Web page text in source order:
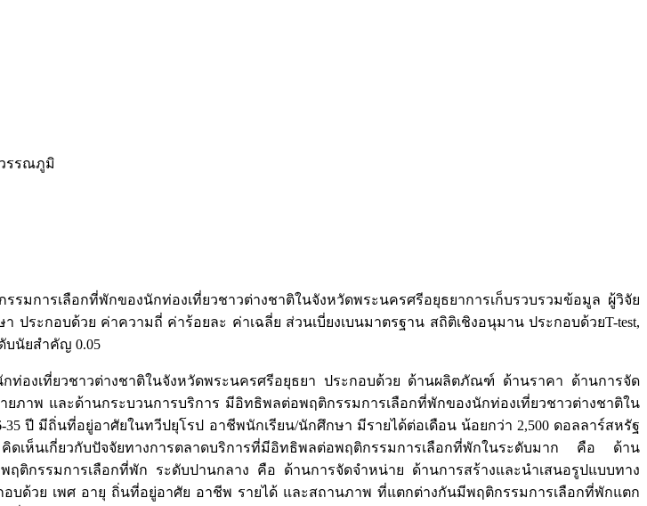
รรณภูมิ
มการเลือกที่พักของนักท่องเที่ยวชาวต่างชาติในจังหวัดพระนครศรีอยุธยาการเก็บรวบรวมข้อมูล ผู้วิจัย
ประกอบด้วย ค่าความถี่ ค่าร้อยละ ค่าเฉลี่ย ส่วนเบี่ยงเบนมาตรฐาน สถิติเชิงอนุมาน ประกอบด้วยT-test,
ดับนัยสำคัญ 0.05
ท่องเที่ยวชาวต่างชาติในจังหวัดพระนครศรีอยุธยา ประกอบด้วย ด้านผลิตภัณฑ์ ด้านราคา ด้านการจัด
ภาพ และด้านกระบวนการบริการ มีอิทธิพลต่อพฤติกรรมการเลือกที่พักของนักท่องเที่ยวชาวต่างชาติใน
ปี มีถิ่นที่อยู่อาศัยในทวีปยุโรป อาชีพนักเรียน/นักศึกษา มีรายได้ต่อเดือน น้อยกว่า 2,500 ดอลลาร์สหรัฐ
ห็นเกี่ยวกับปัจจัยทางการตลาดบริการที่มีอิทธิพลต่อพฤติกรรมการเลือกที่พักในระดับมาก คือ ด้าน
ติกรรมการเลือกที่พัก ระดับปานกลาง คือ ด้านการจัดจำหน่าย ด้านการสร้างและนำเสนอรูปแบบทาง
ด้วย เพศ อายุ ถิ่นที่อยู่อาศัย อาชีพ รายได้ และสถานภาพ ที่แตกต่างกันมีพฤติกรรมการเลือกที่พักแตก